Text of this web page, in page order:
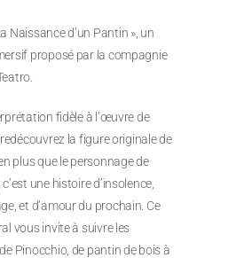
Naissance d’un Pantin », un
proposé par la compagnie
fidèle à l’œuvre de
la figure originale de
plus que le personnage de
une histoire d’insolence,
et d’amour du prochain. Ce
vous invite à suivre les
Pinocchio, de pantin de bois à